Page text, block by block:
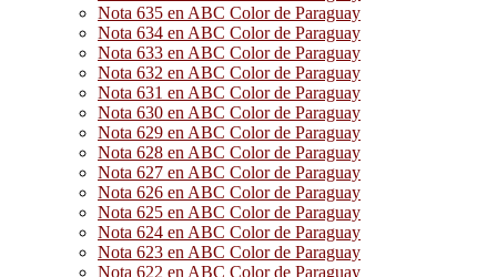
Nota 635 en ABC Color de Paraguay
Nota 634 en ABC Color de Paraguay
Nota 633 en ABC Color de Paraguay
Nota 632 en ABC Color de Paraguay
Nota 631 en ABC Color de Paraguay
Nota 630 en ABC Color de Paraguay
Nota 629 en ABC Color de Paraguay
Nota 628 en ABC Color de Paraguay
Nota 627 en ABC Color de Paraguay
Nota 626 en ABC Color de Paraguay
Nota 625 en ABC Color de Paraguay
Nota 624 en ABC Color de Paraguay
Nota 623 en ABC Color de Paraguay
Nota 622 en ABC Color de Paraguay